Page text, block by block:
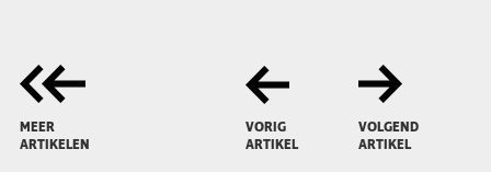
MEER
ARTIKELEN
VORIG
ARTIKEL
VOLGEND
ARTIKEL